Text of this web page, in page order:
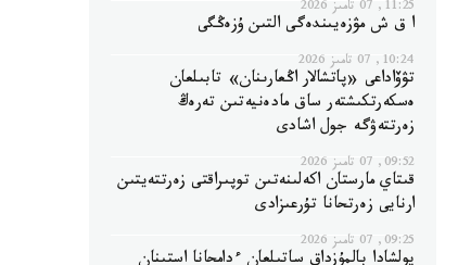
11:25, 07 تامىز 2026
ا ق ش مۋزەيىندەگى التىن ۇزەڭگى
10:24, 07 تامىز 2026
تۋۆاداعى «پاتشالار اڭعارىنان» تابىلعان
ەسكەرتكىشتەر ساق مادەنيەتىن تەرەڭ
زەرتتەۋگە جول اشادى
09:52, 07 تامىز 2026
قىتاي مارستان اكەلىنەتىن توپىراقتى زەرتتەيتىن
ارنايى زەرتحانا تۇرعىزادى
09:25, 07 تامىز 2026